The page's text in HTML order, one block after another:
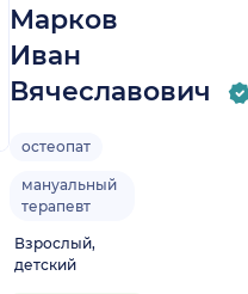
Марков
Иван
Вячеславович
остеопат
мануальный
терапевт
Взрослый,
детский